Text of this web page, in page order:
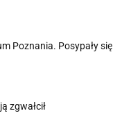
Poznania. Posypały się
zgwałcił